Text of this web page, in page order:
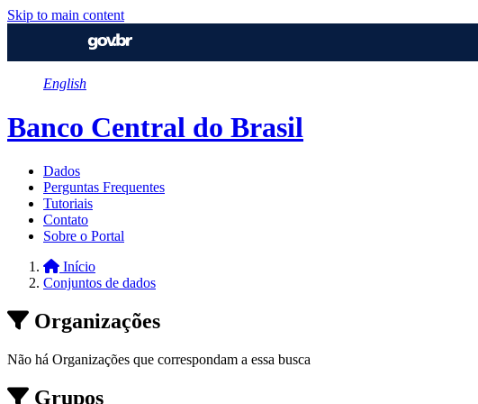
Skip to main content
English
Banco Central do Brasil
Dados
Perguntas Frequentes
Tutoriais
Contato
Sobre o Portal
Início
Conjuntos de dados
Organizações
Não há Organizações que correspondam a essa busca
Grupos